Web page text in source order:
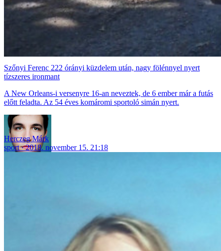
Szőnyi Ferenc 222 órányi küzdelem után, nagy fölénnyel nyert
tízszeres ironmant
A New Orleans-i versenyre 16-an neveztek, de 6 ember már a futás
előtt feladta. Az 54 éves komáromi sportoló simán nyert.
Herczeg Márk
sport
2018. november 15. 21:18